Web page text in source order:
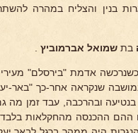
בנין והצליח במהרה
בת שמואל אברמוביץ
תרס"ז (1907) כשנרכשה אדמת
שנקראה אחר-כך "באר-
ובהרכבה, עבד זמן מה
ההם ההכנסה מהחקלאות